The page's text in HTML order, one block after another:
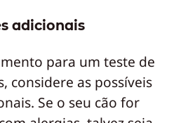
adicionais
para um teste de
considere as possíveis
Se o seu cão for